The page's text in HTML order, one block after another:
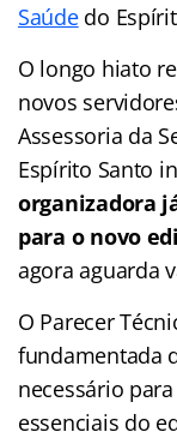
Saúdedo
O longo hiato
novos
Assessoria da
Espírito Santo
organizadora
para o novo
agora aguarda
O Parecer
fundamentada
necessário
essenciais do